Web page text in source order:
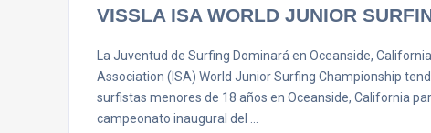
VISSLA ISA WORLD JUNIOR
La Juventud de Surfing Dominará en Oceanside,
Association (ISA) World Junior Surfing Championship
surfistas menores de 18 años en Oceanside, California
campeonato inaugural del …